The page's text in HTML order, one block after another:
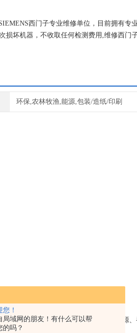
您！
局域网的朋友！有什么可以帮
的吗？
西门子专业维修单位，目前拥有专
损坏机器，不收取任何检测费用,维修西门
环保,农林牧渔,能源,包装/造纸/印刷
为主，涉及行业之广泛，如：光伏能源、